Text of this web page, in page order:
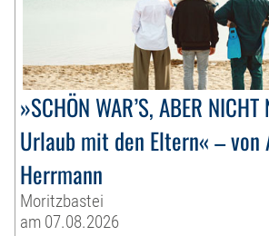
»SCHÖN WAR’S, ABER
Urlaub mit den Eltern« – von
Herrmann
Moritzbastei
am 07.08.2026